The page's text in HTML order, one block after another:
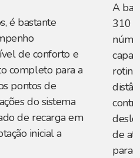
é bastante
de conforto e
completo para a
pontos de
do sistema
de recarga em
inicial a
A
310
de